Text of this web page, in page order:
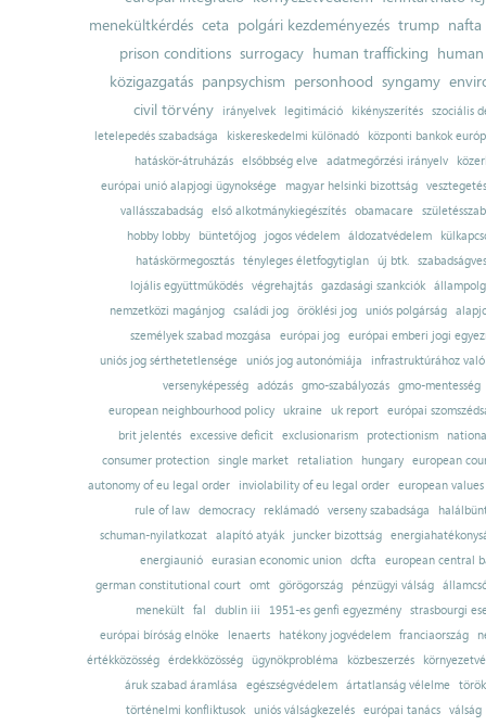
menekültkérdés ceta polgári kezdeményezés trump nafta
prison conditions surrogacy human trafficking
közigazgatás panpsychism personhood syngamy
civil törvény
irányelvek legitimáció kikényszerítés szociális
letelepedés szabadsága
kiskereskedelmi különadó
központi bankok
hatáskör-átruházás
elsőbbség elve adatmegőrzési irányelv
európai unió alapjogi ügynoksége
magyar helsinki bizottság
vesztegetés
vallásszabadság
első alkotmánykiegészítés obamacare
hobby lobby
büntetőjog jogos védelem áldozatvédelem
hatáskörmegosztás tényleges életfogytiglan új btk.
lojális együttműködés
végrehajtás gazdasági szankciók
nemzetközi magánjog
családi jog öröklési jog uniós polgárság
személyek szabad mozgása
európai jog európai emberi jogi
uniós jog sérthetetlensége uniós jog autonómiája
infrastruktúrához
versenyképesség adózás gmo-szabályozás gmo-mentesség
european neighbourhood policy
ukraine uk report
európai
brit jelentés excessive deficit exclusionarism protectionism
consumer protection
single market retaliation hungary
european
autonomy of eu legal order
inviolability of eu legal order
european values
rule of law
democracy reklámadó verseny szabadsága
schuman-nyilatkozat alapító atyák juncker bizottság
energiaunió eurasian economic union dcfta
european central
german constitutional court
omt görögország pénzügyi válság
menekült
fal dublin iii 1951-es genfi egyezmény
strasbourgi
európai bíróság elnöke
lenaerts hatékony jogvédelem franciaország
értékközösség
érdekközösség ügynökprobléma közbeszerzés
áruk szabad áramlása
egészségvédelem ártatlanság vélelme
történelmi konfliktusok uniós válságkezelés európai tanács válság